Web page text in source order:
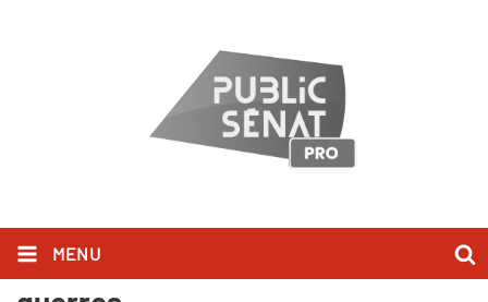
MENU
La France de l'entre-deux